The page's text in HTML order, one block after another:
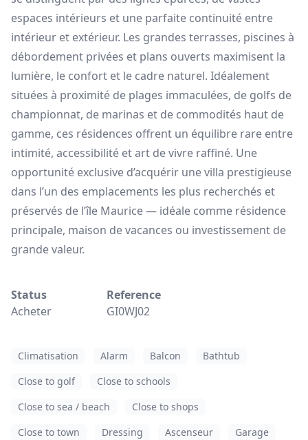
espaces intérieurs et une parfaite continuité entre
intérieur et extérieur. Les grandes terrasses, piscines à
débordement privées et plans ouverts maximisent la
lumière, le confort et le cadre naturel. Idéalement
situées à proximité de plages immaculées, de golfs de
championnat, de marinas et de commodités haut de
gamme, ces résidences offrent un équilibre rare entre
intimité, accessibilité et art de vivre raffiné. Une
opportunité exclusive d’acquérir une villa prestigieuse
dans l’un des emplacements les plus recherchés et
préservés de l’île Maurice — idéale comme résidence
principale, maison de vacances ou investissement de
grande valeur.
Status
Acheter
Reference
GI0WJ02
Climatisation Alarm Balcon
Bathtub
Close to golf
Close to schools
Close to sea / beach
Close to shops
Close to town
Dressing Ascenseur
Garage